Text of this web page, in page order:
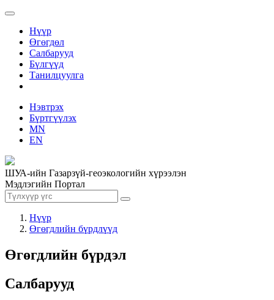
Нүүр
Өгөгдөл
Салбарууд
Бүлгүүд
Танилцуулга
Нэвтрэх
Бүртгүүлэх
MN
EN
ШУА-ийн Газарзүй-геоэкологийн хүрээлэн
Мэдлэгийн Портал
Нүүр
Өгөгдлийн бүрдлүүд
Өгөгдлийн бүрдэл
Салбарууд